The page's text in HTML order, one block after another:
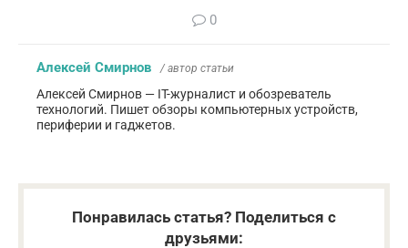
0
Алексей Смирнов / автор статьи
Алексей Смирнов — IT-журналист и обозреватель
технологий. Пишет обзоры компьютерных устройств,
периферии и гаджетов.
Понравилась статья? Поделиться с
друзьями: